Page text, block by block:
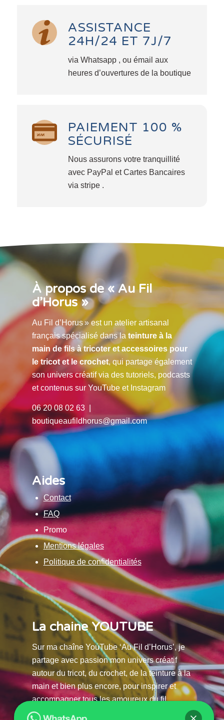
ASSISTANCE
24H/24 ET 7J/7
via Whatsapp , ou émail aux
heures d’ouvertures de la boutique
PAIEMENT 100 %
SÉCURISÉ
Nous assurons votre tranquillité
avec PayPal et Cartes Bancaires
via stripe .
À propos de « Au Fil
d’Horus »
Au Fil d’Horus » est un atelier artisanal
français spécialisé dans la teinture à la
main de fils à tricoter et accessoires pour
le tricot et le crochet, qui partage également
son univers créatif via des tutoriels, podcasts
et contenus sur YouTube et Instagram
06 20 08 02 63 |
boutiqueaufildhorus@gmail.com
Aides
Contact
FAQ
Promo
Mentions légales
Politique de confidentialités
La chaine YOUTUBE
Sur ma chaîne YouTube ‘Au Fil d’Horus’, je
partage avec passion mon univers créatif
autour du tricot, du crochet, de la teinture à la
main et bien plus encore, pour inspirer et
accompagner tous les amoureux du fil.